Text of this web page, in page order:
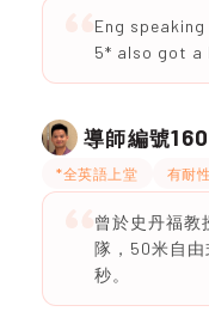
Eng
5* also got a
導師編號
*全英語上堂 有耐性
曾於史丹福教
隊，50米自
秒。